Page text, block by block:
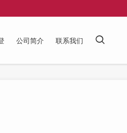
公司简介 联系我们